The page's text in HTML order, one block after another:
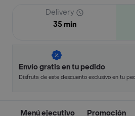
Delivery
35 min
Envío gratis en tu pedido
Disfruta de este descuento exclusivo en tu
Menú ejecutivo Promoción